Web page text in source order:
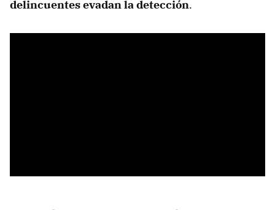
delincuentes evadan la detección.